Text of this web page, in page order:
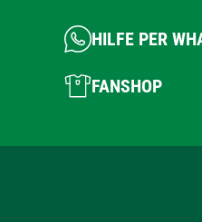
HILFE PER
FANSHOP